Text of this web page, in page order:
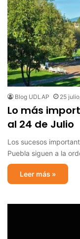
Blog UDLAP 25
Lo más
al 24 de Julio
Los sucesos
Puebla siguen a la
Leer más »